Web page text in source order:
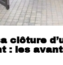
clôture
: les